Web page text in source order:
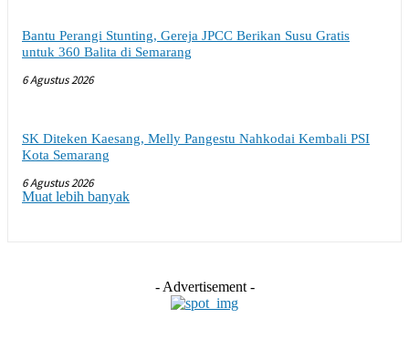
Bantu Perangi Stunting, Gereja JPCC Berikan Susu Gratis
untuk 360 Balita di Semarang
6 Agustus 2026
SK Diteken Kaesang, Melly Pangestu Nahkodai Kembali PSI
Kota Semarang
6 Agustus 2026
Muat lebih banyak
- Advertisement -